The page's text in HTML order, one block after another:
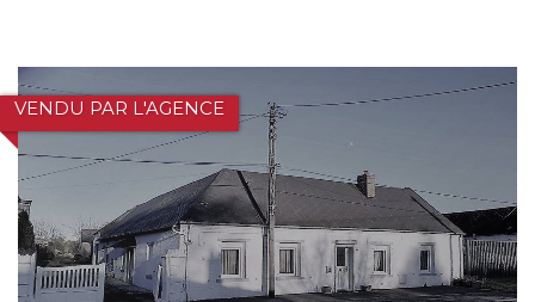
VENDU PAR L'AGENCE